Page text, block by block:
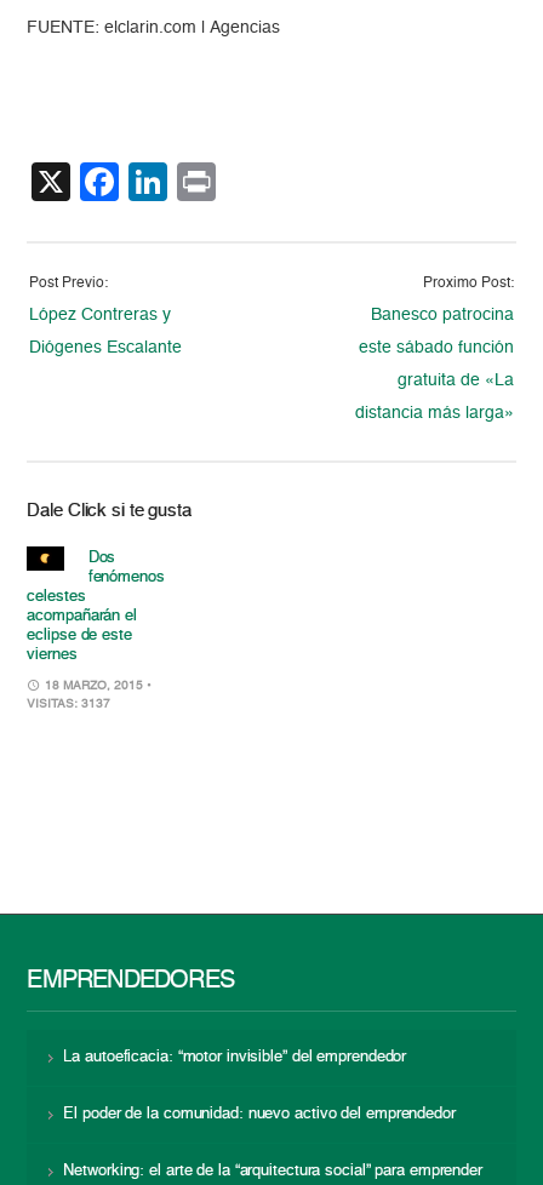
FUENTE: elclarin.com | Agencias
X Facebook
LinkedIn
Post Previo:
López Contreras y
Diógenes Escalante
Proximo Post:
Banesco patrocina
este sábado función
gratuita de «La
distancia más larga»
Dale Click si te gusta
Dos
fenómenos
celestes
acompañarán el
eclipse de este
viernes
18 MARZO, 2015 •
VISITAS: 3137
EMPRENDEDORES
La autoeficacia: “motor invisible” del emprendedor
El poder de la comunidad: nuevo activo del emprendedor
Networking: el arte de la “arquitectura social” para emprender